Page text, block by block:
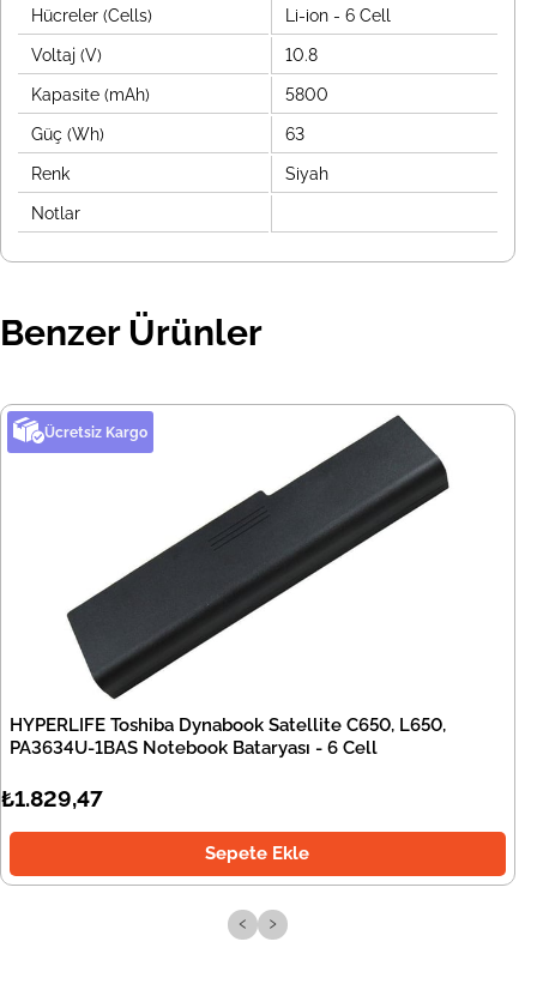
Hücreler (Cells) Li-ion - 6 Cell
Voltaj (V) 10.8
Kapasite (mAh) 5800
Güç (Wh) 63
Renk Siyah
Notlar
Benzer Ürünler
Ücretsiz Kargo
HYPERLIFE Toshiba Dynabook Satellite C650, L650,
PA3634U-1BAS Notebook Bataryası - 6 Cell
₺1.829,47
Sepete Ekle
‹ ›